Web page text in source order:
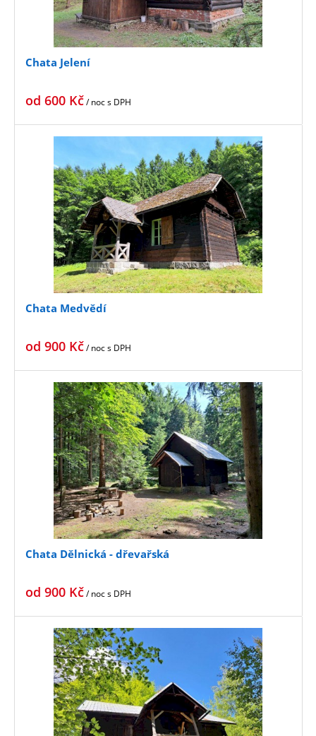
Chata Jelení
od 600 Kč/ nocs DPH
Chata Medvědí
od 900 Kč/ nocs DPH
Chata Dělnická - dřevařská
od 900 Kč/ nocs DPH